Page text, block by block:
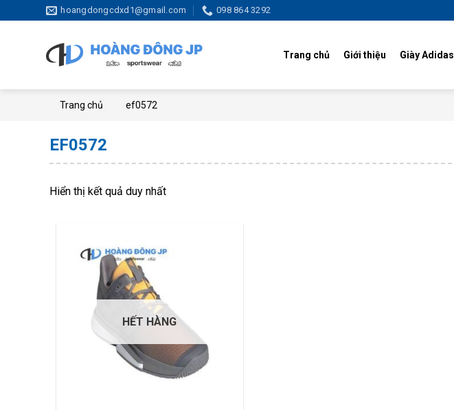
to
hoangdongcdxd1@gmail.com 098 864 3292
Trang chủ Giới thiệu Giày Adidas
Trang chủ ef0572
EF0572
Hiển thị kết quả duy nhất
HẾT HÀNG